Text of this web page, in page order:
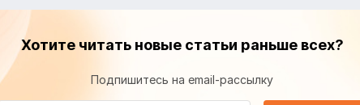
Хотите читать новые статьи раньше всех?
Подпишитесь на email-рассылку